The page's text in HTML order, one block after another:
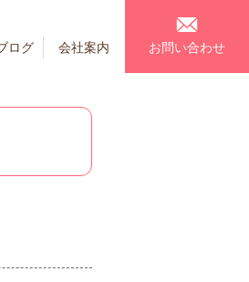
ログ 会社案内 お問い合わせ